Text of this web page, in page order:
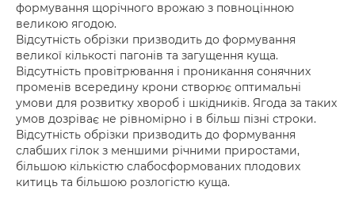
формування щорічного врожаю з повноцінною
великою ягодою.
Відсутність обрізки призводить до формування
великої кількості пагонів та загущення куща.
Відсутність провітрювання і проникання сонячних
променів всередину крони створює оптимальні
умови для розвитку хвороб і шкідників. Ягода за таких
умов дозріває не рівномірно і в більш пізні строки.
Відсутність обрізки призводить до формування
слабших гілок з меншими річними приростами,
більшою кількістю слабосформованих плодових
китиць та більшою розлогістю куща.